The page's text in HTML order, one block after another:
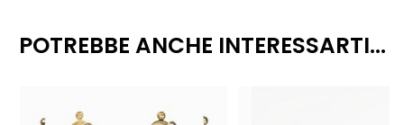
POTREBBE ANCHE INTERESSARTI...